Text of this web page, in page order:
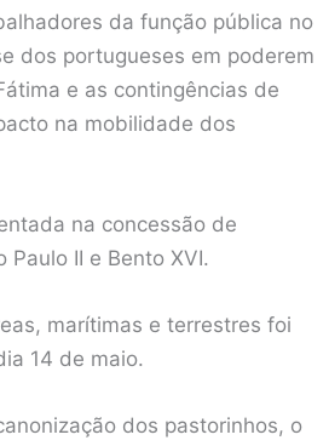
da função pública no
dos portugueses em poderem
e as contingências de
na mobilidade dos
na concessão de
II e Bento XVI.
marítimas e terrestres foi
14 de maio.
dos pastorinhos, o